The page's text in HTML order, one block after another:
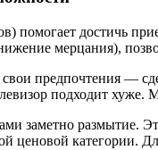
помогает достичь
мерцания),
предпочтения —
подходит хуже.
заметно размытие.
ценовой категории.